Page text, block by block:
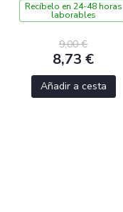
Recíbelo en 24-48 horas
laborables
9,00 €
8,73 €
Añadir a cesta